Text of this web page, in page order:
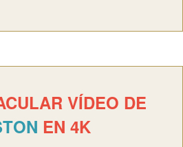
VÍDEO DE
EN 4K